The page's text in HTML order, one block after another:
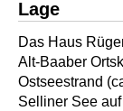
Lage
Das Haus
Alt-Baaber
Ostseestrand
Selliner See